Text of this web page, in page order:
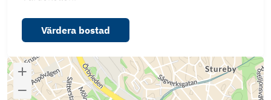
Värdera bostad